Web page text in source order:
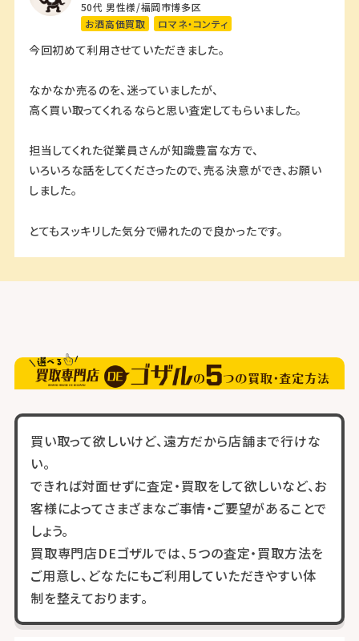
50代 男性様/福岡市博多区
お酒高価買取
ロマネ・コンティ
今回初めて利用させていただきました。
なかなか売るのを、迷っていましたが、
高く買い取ってくれるならと思い査定してもらいました。
担当してくれた従業員さんが知識豊富な方で、
いろいろな話をしてくださったので、売る決意ができ、お願い
しました。
とてもスッキリした気分で帰れたので良かったです。
買い取って欲しいけど、遠方だから店舗まで行けな
い。
できれば対面せずに査定・買取をして欲しいなど、お
客様によってさまざまなご事情・ご要望があることで
しょう。
買取専門店DEゴザルでは、５つの査定・買取方法を
ご用意し、どなたにもご利用していただきやすい体
制を整えております。